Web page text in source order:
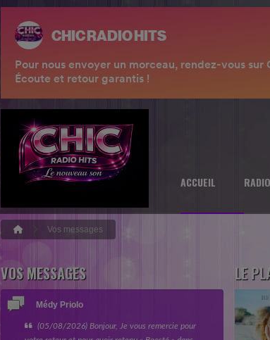
ACCUEIL RADIO
Vos messages
VOS MESSAGES
Médy Priolo
(05/08/2026) Bonjour, Je vous remercie pour
LE